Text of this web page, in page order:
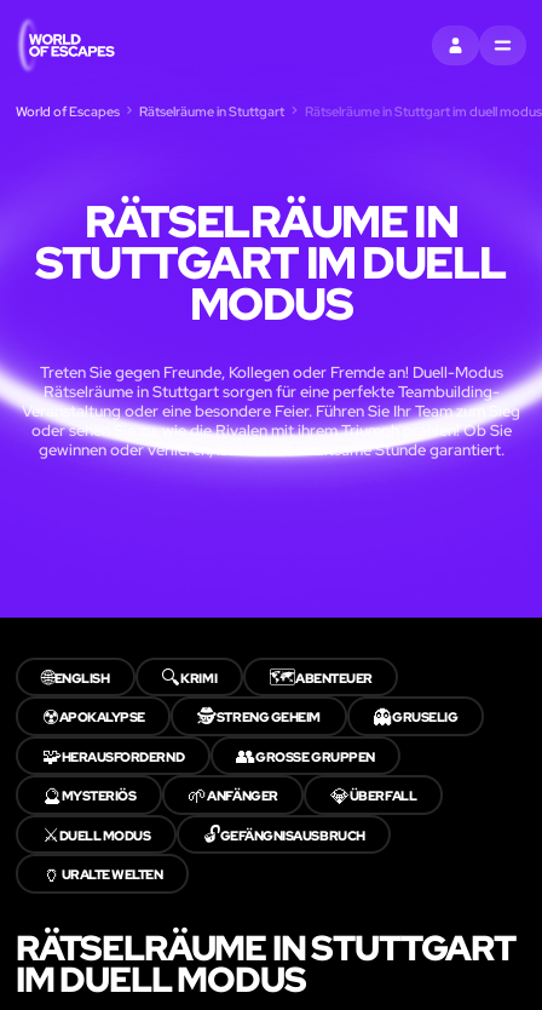
EINTRAGEN
MENU
World of Escapes Rätselräume in Stuttgart Rätselräume in Stuttgart im duell modus
RÄTSELRÄUME IN
STUTTGART IM DUELL
MODUS
Treten Sie gegen Freunde, Kollegen oder Fremde an! Duell-Modus
Rätselräume in Stuttgart sorgen für eine perfekte Teambuilding-
Veranstaltung oder eine besondere Feier. Führen Sie Ihr Team zum Sieg
oder sehen Sie zu, wie die Rivalen mit ihrem Triumph prahlen! Ob Sie
gewinnen oder verlieren, ist eine unterhaltsame Stunde garantiert.
🌐ENGLISH 🔍KRIMI 🗺️ABENTEUER
☢️APOKALYPSE 🕵️STRENG GEHEIM 👻GRUSELIG
🧩HERAUSFORDERND 👥GROSSE GRUPPEN
🔮MYSTERIÖS 🌱ANFÄNGER 💎ÜBERFALL
⚔️DUELL MODUS 🔓GEFÄNGNISAUSBRUCH
🏺 URALTE WELTEN
RÄTSELRÄUME IN STUTTGART
IM DUELL MODUS